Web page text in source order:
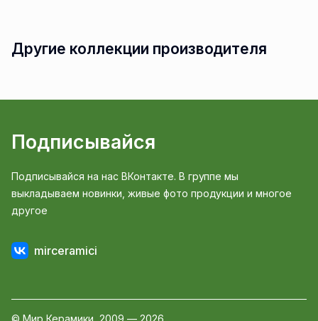
Другие коллекции производителя
Подписывайся
Подписывайся на нас ВКонтакте. В группе мы
выкладываем новинки, живые фото продукции и многое
другое
mirceramici
© Мир Керамики, 2009 — 2026